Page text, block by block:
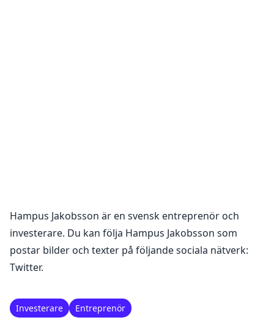
Hampus Jakobsson är en svensk entreprenör och
investerare. Du kan följa Hampus Jakobsson som
postar bilder och texter på följande sociala nätverk:
Twitter.
Investerare Entreprenör